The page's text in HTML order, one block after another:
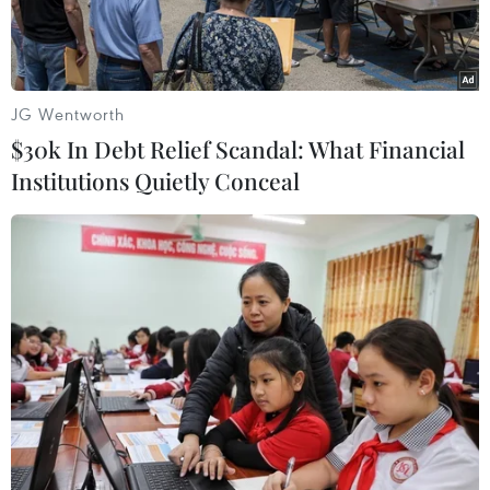
khi tình trạng nắng nóng gay gắt, nhiệt độ không
khí tăng cao vẫn còn kéo dài trên địa bàn tỉnh.
Lực lượng chức năng tham gia dập tắt đám cháy. (Ảnh: TTXVN
phát)
Chiều 14/8, Đồn Biên phòng Phong Hải, Bộ đội
JG Wentworth
$30k In Debt Relief Scandal: What Financial
Institutions Quietly Conceal